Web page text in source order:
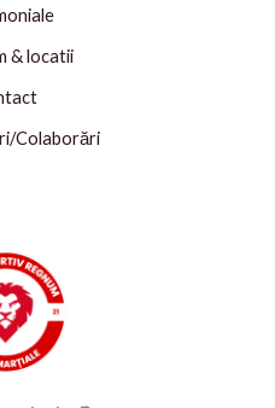
& locatii
Colaborări